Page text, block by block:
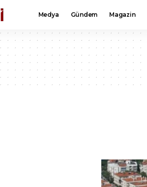
Medya Gündem Magazin